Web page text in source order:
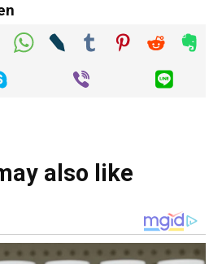
also like